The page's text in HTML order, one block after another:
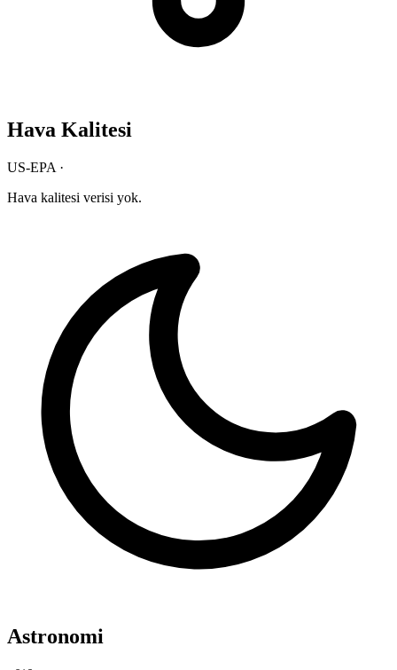
Hava Kalitesi
US-EPA ·
Hava kalitesi verisi yok.
Astronomi